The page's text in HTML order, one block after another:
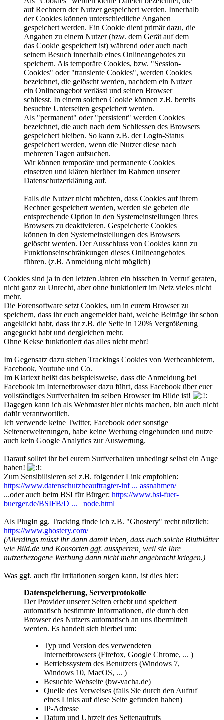
auf Rechnern der Nutzer gespeichert werden. Innerhalb
der Cookies können unterschiedliche Angaben
gespeichert werden. Ein Cookie dient primär dazu, die
Angaben zu einem Nutzer (bzw. dem Gerät auf dem
das Cookie gespeichert ist) während oder auch nach
seinem Besuch innerhalb eines Onlineangebotes zu
speichern. Als temporäre Cookies, bzw. "Session-
Cookies" oder "transiente Cookies", werden Cookies
bezeichnet, die gelöscht werden, nachdem ein Nutzer
ein Onlineangebot verlässt und seinen Browser
schliesst. In einem solchen Cookie können z.B. bereits
besuchte Unterseiten gespeichert werden.
Als "permanent" oder "persistent" werden Cookies
bezeichnet, die auch nach dem Schliessen des Browsers
gespeichert bleiben. So kann z.B. der Login-Status
gespeichert werden, wenn die Nutzer diese nach
mehreren Tagen aufsuchen.
Wir können temporäre und permanente Cookies
einsetzen und klären hierüber im Rahmen unserer
Datenschutzerklärung auf.
Falls die Nutzer nicht möchten, dass Cookies auf ihrem
Rechner gespeichert werden, werden sie gebeten die
entsprechende Option in den Systemeinstellungen ihres
Browsers zu deaktivieren. Gespeicherte Cookies
können in den Systemeinstellungen des Browsers
gelöscht werden. Der Ausschluss von Cookies kann zu
Funktionseinschränkungen dieses Onlineangebotes
führen. (z.B. Anmeldung nicht möglich)
Cookies sind ja in den letzten Jahren ein bisschen in Verruf geraten,
nicht ganz zu Unrecht, aber ohne funktioniert im Netz vieles nicht
mehr.
Die Forensoftware setzt Cookies, um in eurem Browser zu
speichern, dass ihr euch angemeldet habt, welche Beiträge ihr schon
angeklickt habt, dass ihr z.B. die Seite in 120% Vergrößerung
angeguckt habt und dergleichen mehr.
Ohne Kekse funktioniert das alles nicht mehr!
Im Gegensatz dazu stehen Trackings Cookies von Werbeanbietern,
Facebook, Youtube und Co.
Im Klartext heißt das beispielsweise, dass die Anmeldung bei
Facebook im Internetbrowser dazu führt, dass Facebook über euer
vollständiges Surfverhalten im selben Browser im Bilde ist!
Dagegen kann ich als Webmaster hier nichts machen, bin auch nicht
dafür verantwortlich.
Ich verwende keine Twitter, Facebook oder sonstige
Seitenerweiterungen, habe keine Werbung eingebunden und nutze
auch kein Google Analytics zur Auswertung.
Darauf solltet ihr bei eurem Surfverhalten unbedingt selbst ein Auge
haben!
Zum Sensibilisieren sei z.B. folgender Link empfohlen:
https://www.datenschutzbeauftragter-inf ... assnahmen/
...oder auch beim BSI für Bürger: https://www.bsi-fuer-
buerger.de/BSIFB/D ... _node.html
Als PlugIn gg. Tracking finde ich z.B. "Ghostery" recht nützlich:
https://www.ghostery.com/
(Allerdings müsst ihr dann damit leben, dass euch solche Blutblätter
wie Bild.de und Konsorten ggf. aussperren, weil sie Ihre
nutzerbezogene Werbung dann nicht mehr angebracht kriegen.)
Was ggf. auch für Irritationen sorgen kann, ist dies hier:
Datenspeicherung, Serverprotokolle
Der Provider unserer Seiten erhebt und speichert
automatisch bestimmte Informationen, die durch den
Browser des Nutzers automatisch an uns übermittelt
werden. Es handelt sich hierbei um:
Typ und Version des verwendeten
Internetbrowsers (Firefox, Google Chrome, ... )
Betriebssystem des Benutzers (Windows 7,
Windows 10, MacOS, ... )
Besuchte Webseite (bw-vacha.de)
Quelle des Verweises (falls Sie durch den Aufruf
eines Links auf diese Seite gefunden haben)
IP-Adresse
Datum und Uhrzeit des Seitenaufrufs